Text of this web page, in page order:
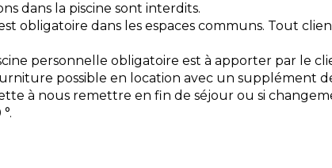
dans la piscine sont interdits.
obligatoire dans les espaces communs. Tout
personnelle obligatoire est à apporter par le
possible en location avec un supplément
à nous remettre en fin de séjour ou si